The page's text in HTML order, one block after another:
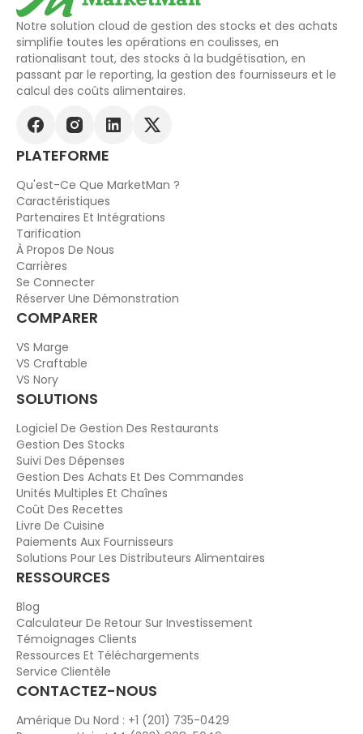
Notre solution cloud de gestion des stocks et des achats
simplifie toutes les opérations en coulisses, en
rationalisant tout, des stocks à la budgétisation, en
passant par le reporting, la gestion des fournisseurs et le
calcul des coûts alimentaires.
PLATEFORME
Qu'est-Ce Que MarketMan ?
Caractéristiques
Partenaires Et Intégrations
Tarification
À Propos De Nous
Carrières
Se Connecter
Réserver Une Démonstration
COMPARER
VS Marge
VS Craftable
VS Nory
SOLUTIONS
Logiciel De Gestion Des Restaurants
Gestion Des Stocks
Suivi Des Dépenses
Gestion Des Achats Et Des Commandes
Unités Multiples Et Chaînes
Coût Des Recettes
Livre De Cuisine
Paiements Aux Fournisseurs
Solutions Pour Les Distributeurs Alimentaires
RESSOURCES
Blog
Calculateur De Retour Sur Investissement
Témoignages Clients
Ressources Et Téléchargements
Service Clientèle
CONTACTEZ-NOUS
Amérique Du Nord : +1 (201) 735-0429